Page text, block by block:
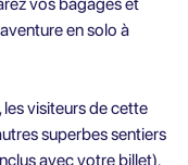
en solo à
, les visiteurs de cette
superbes sentiers
avec votre billet).